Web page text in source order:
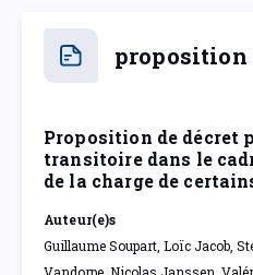
proposition
Proposition de décret
transitoire dans le
de la charge de
Auteur(e)s
Guillaume Soupart, Loïc Jacob,